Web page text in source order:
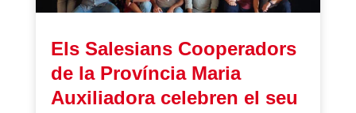
Els Salesians Cooperadors
de la Província Maria
Auxiliadora celebren el seu